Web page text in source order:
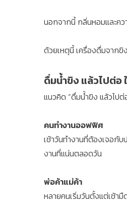
นอกจากนี้ กลิ่นหอมและค
ด้วยเหตุนี้ เครื่องดื่มจากขิ
ดื่มน้ำขิง แล้วไปต่อ
แนวคิด “ดื่มน้ำขิง แล้วไป
คนทำงานออฟฟิศ
เช้าวันทำงานที่ต้องเจอกั
งานที่แน่นตลอดวัน
พ่อค้าแม่ค้า
หลายคนเริ่มวันตั้งแต่เช้า